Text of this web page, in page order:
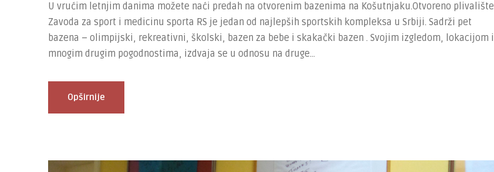
U vrućim letnjim danima možete naći predah na otvorenim bazenima na Košutnjaku.Otvoreno plivalište
Zavoda za sport i medicinu sporta RS je jedan od najlepših sportskih kompleksa u Srbiji. Sadrži pet
bazena – olimpijski, rekreativni, školski, bazen za bebe i skakački bazen . Svojim izgledom, lokacijom i
mnogim drugim pogodnostima, izdvaja se u odnosu na druge...
Opširnije